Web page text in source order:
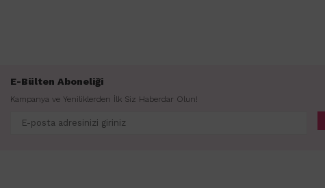
E-Bülten Aboneliği
Kampanya ve Yeniliklerden İlk Siz Haberdar Olun!